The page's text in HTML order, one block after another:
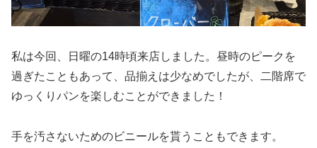
私は今回、日曜の14時頃来店しました。昼時のピークを
過ぎたこともあって、品揃えは少なめでしたが、二階席で
ゆっくりパンを楽しむことができました！
手を汚さないためのビニールを貰うこともできます。